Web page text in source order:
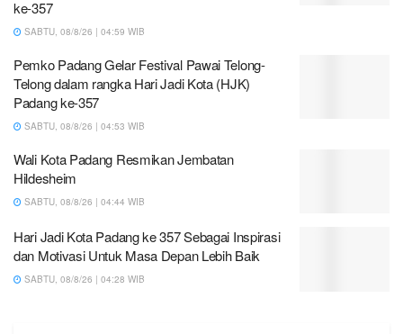
ke-357
SABTU, 08/8/26 | 04:59 WIB
Pemko Padang Gelar Festival Pawai Telong-
Telong dalam rangka Hari Jadi Kota (HJK)
Padang ke-357
SABTU, 08/8/26 | 04:53 WIB
Wali Kota Padang Resmikan Jembatan
Hildesheim
SABTU, 08/8/26 | 04:44 WIB
Hari Jadi Kota Padang ke 357 Sebagai Inspirasi
dan Motivasi Untuk Masa Depan Lebih Baik
SABTU, 08/8/26 | 04:28 WIB